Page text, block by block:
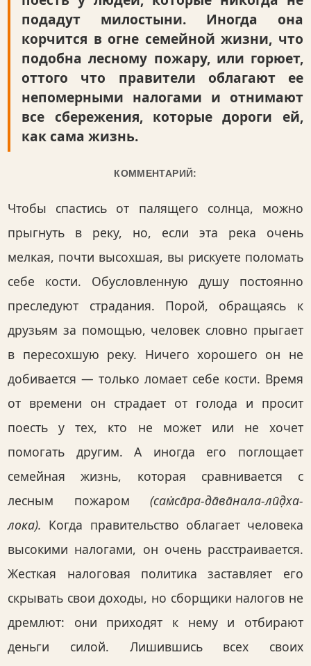
подадут милостыни. Иногда она
корчится в огне семейной жизни, что
подобна лесному пожару, или горюет,
оттого что правители облагают ее
непомерными налогами и отнимают
все сбережения, которые дороги ей,
как сама жизнь.
КОММЕНТАРИЙ:
Чтобы спастись от палящего солнца, можно
прыгнуть в реку, но, если эта река очень
мелкая, почти высохшая, вы рискуете поломать
себе кости. Обусловленную душу постоянно
преследуют страдания. Порой, обращаясь к
друзьям за помощью, человек словно прыгает
в пересохшую реку. Ничего хорошего он не
добивается — только ломает себе кости. Время
от времени он страдает от голода и просит
поесть у тех, кто не может или не хочет
помогать другим. А иногда его поглощает
семейная жизнь, которая сравнивается с
лесным пожаром (сам̇са̄ра-да̄ва̄нала-лӣд̣ха-
лока). Когда правительство облагает человека
высокими налогами, он очень расстраивается.
Жесткая налоговая политика заставляет его
скрывать свои доходы, но сборщики налогов не
дремлют: они приходят к нему и отбирают
деньги силой. Лишившись всех своих